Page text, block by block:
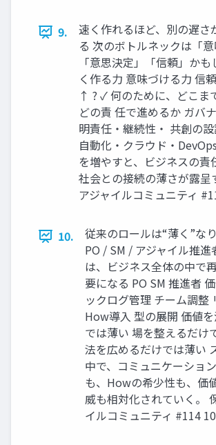
9.
速く作れるほど、別の遅さ
る 次のボトルネックは「意
「意思決定」「信頼」か
く作る力 意味づける力 信
↑ ? ✓ 何のために、どこま
どの責 任で進めるか ガバ
明責任・継続性・ 共創の設
自動化・クラウド・
を増やすと、ビジネスの責
社会との接続の薄さが露呈
アジャイルコミュニティ
10.
従来のロールは“薄く”な
PO / SM / アジャイル推進
は、ビジネス全体の中で
要になる PO SM 推進者
ックログ管理 チーム調整
How導入 型の展開 価値
では薄い 場を整えるだけ
法を広めるだけでは薄い
中で、コミュニケーショ
も、Howの希少性も、価
威も相対化されていく。
イルコミュニティ #114 10